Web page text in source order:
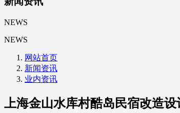
NEWS
NEWS
网站首页
新闻资讯
业内资讯
上海金山水库村酷岛民宿改造